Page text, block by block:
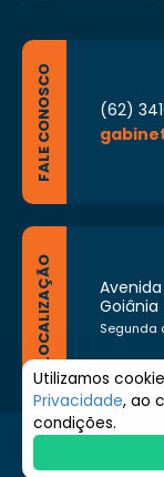
FALE CONOSCO
(62)
LOCALIZAÇÃO
Goiânia
Segunda
© 2026 Prefeitura de
reservados.
Utilizamos
Privacidade, ao
condições.